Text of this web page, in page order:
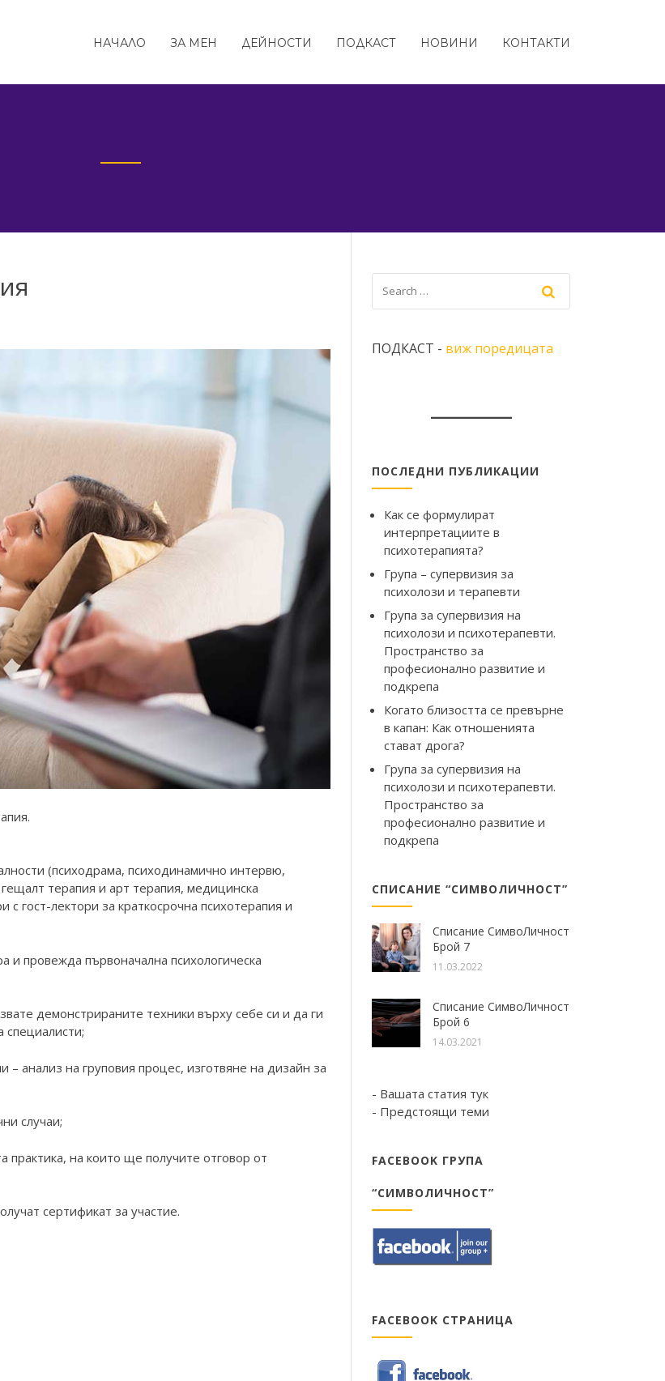
НАЧАЛО ЗА МЕН ДЕЙНОСТИ ПОДКАСТ НОВИНИ КОНТАКТИ
(психодрама, психодинамично интервю,
терапия и арт терапия, медицинска
гост-лектори за краткосрочна психотерапия и
и провежда първоначална психологическа
демонстрираните техники върху себе си и да ги
специалисти;
– анализ на груповия процес, изготвяне на дизайн за
случаи;
практика, на които ще получите отговор от
сертификат за участие.
ПОДКАСТ - виж поредицата
ПОСЛЕДНИ ПУБЛИКАЦИИ
Как се формулират
интерпретациите в
психотерапията?
Група – супервизия за
психолози и терапевти
Група за супервизия на
психолози и психотерапевти.
Пространство за
професионално развитие и
подкрепа
Когато близостта се превърне
в капан: Как отношенията
стават дрога?
Група за супервизия на
психолози и психотерапевти.
Пространство за
професионално развитие и
подкрепа
СПИСАНИЕ “СИМВОЛИЧНОСТ”
Списание СимвоЛичност
Брой 7
11.03.2022
Списание СимвоЛичност
Брой 6
14.03.2021
- Вашата статия тук
- Предстоящи теми
FACEBOOK ГРУПА
“СИМВОЛИЧНОСТ”
FACEBOOK СТРАНИЦА